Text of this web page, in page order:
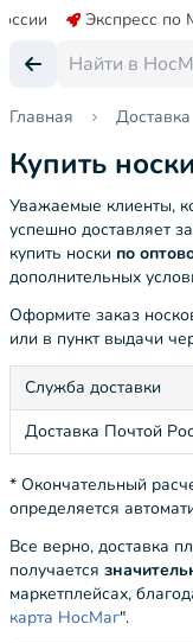
Экспресс по
Главная Доставка
Купить
Уважаемые клиенты,
успешно доставляет
купить носки по
дополнительных
Оформите заказ
или в пункт выдачи
Служба доставки
Доставка Почтой
* Окончательный
определяется
Все верно, доставка
получается
маркетплейсах,
карта НосМаг".